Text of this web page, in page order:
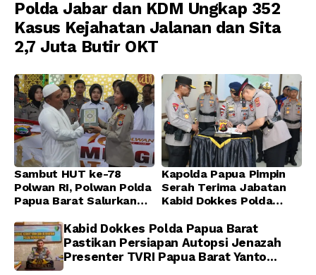
Polda Jabar dan KDM Ungkap 352
Kasus Kejahatan Jalanan dan Sita
2,7 Juta Butir OKT
Sambut HUT ke-78
Polwan RI, Polwan Polda
Papua Barat Salurkan
Ibadah Bersama di
Masjid Al-Muhajirin
Kapolda Papua Pimpin
Serah Terima Jabatan
Kabid Dokkes Polda
Kabid Dokkes Polda Papua Barat
Pastikan Persiapan Autopsi Jenazah
Presenter TVRI Papua Barat Yanto